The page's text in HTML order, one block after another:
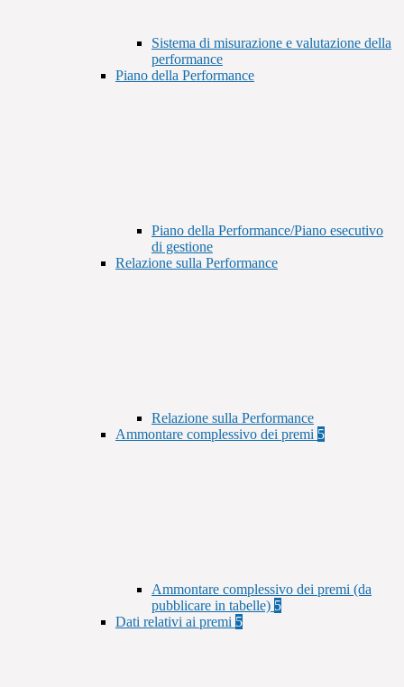
Sistema di misurazione e valutazione della
performance
Piano della Performance
Piano della Performance/Piano esecutivo
di gestione
Relazione sulla Performance
Relazione sulla Performance
Ammontare complessivo dei premi 5
Ammontare complessivo dei premi (da
pubblicare in tabelle) 5
Dati relativi ai premi 5